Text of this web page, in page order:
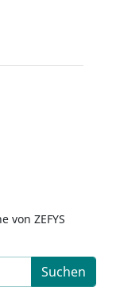
von ZEFYS
Suchen